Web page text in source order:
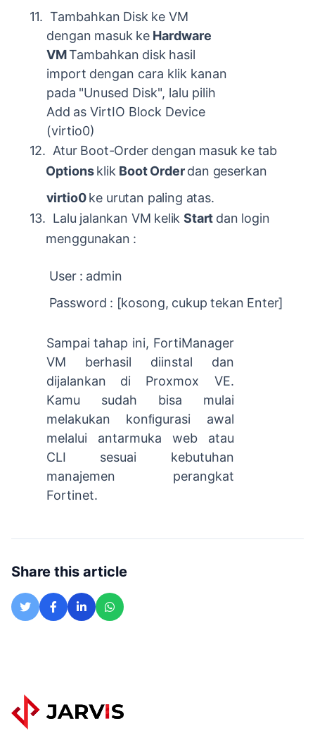
11. Tambahkan Disk ke VM
dengan masuk ke Hardware
VMTambahkan disk hasil
import dengan cara klik kanan
pada "Unused Disk", lalu pilih
Add as VirtIO Block Device
(virtio0)
12. Atur Boot-Order dengan masuk ke tab
Options klik Boot Order dan geserkan
virtio0 ke urutan paling atas.
13. Lalu jalankan VM kelik Start dan login
menggunakan :
User : admin
Password : [kosong, cukup tekan Enter]
Sampai tahap ini, FortiManager
VM
berhasil diinstal
dan
dijalankan
di
Proxmox VE.
Kamu sudah bisa mulai
melakukan konﬁgurasi awal
melalui antarmuka web atau
CLI sesuai kebutuhan
manajemen perangkat
Fortinet.
Share this article